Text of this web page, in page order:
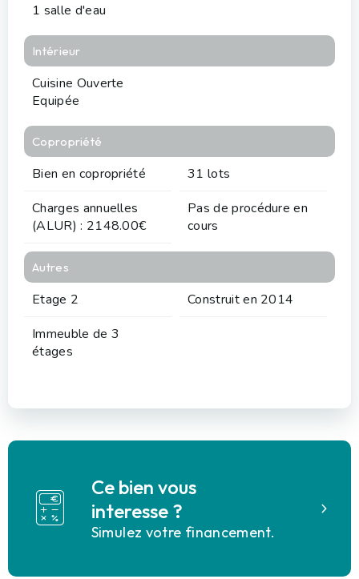
1 salle d'eau
Intérieur
Cuisine Ouverte
Equipée
Copropriété
Bien en copropriété
31 lots
Charges annuelles
(ALUR) : 2148.00€
Pas de procédure en
cours
Autres
Etage 2
Construit en 2014
Immeuble de 3
étages
Ce bien vous
interesse ?
Simulez votre financement.